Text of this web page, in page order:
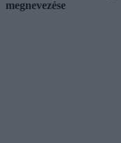
megnevezése